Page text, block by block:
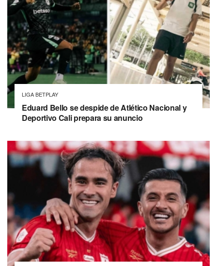
LIGA BETPLAY
Eduard Bello se despide de Atlético Nacional y
Deportivo Cali prepara su anuncio